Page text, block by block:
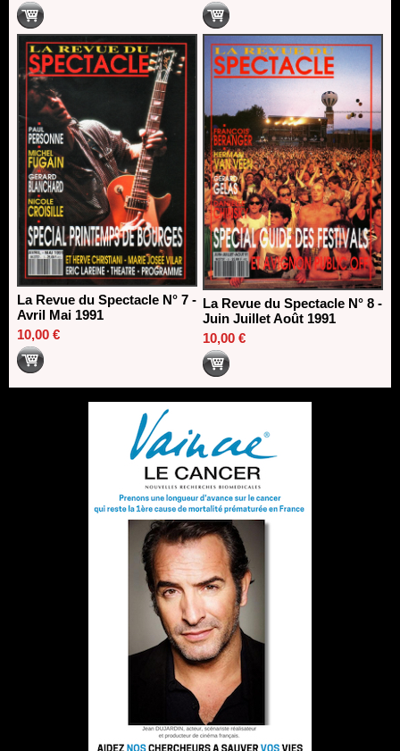
La Revue du Spectacle N° 7 -
Avril Mai 1991
10,00 €
La Revue du Spectacle N° 8 -
Juin Juillet Août 1991
10,00 €